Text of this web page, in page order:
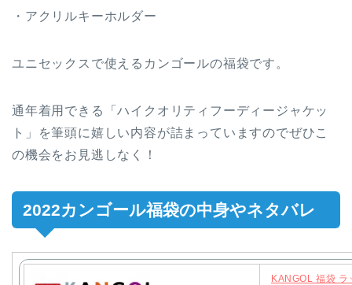
・アクリルキーホルダー
ユニセックスで使えるカンゴールの福袋です。
通年着用できる「ハイクオリティフーディージャケッ
ト」を筆頭に嬉しい内容が詰まっていますのでぜひこ
の機会をお見逃しなく！
2022カンゴール福袋の中身やネタバレ
KANGOL 福袋